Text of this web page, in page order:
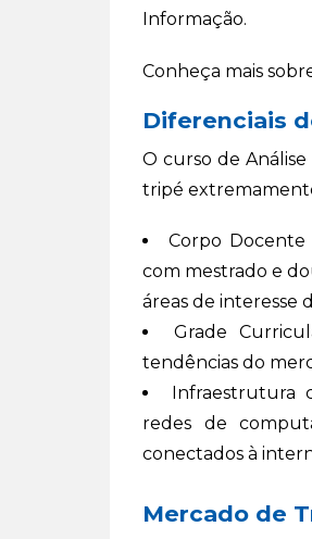
Informação.
Conheça mais
Diferenciais
O curso de
tripé
Corpo Docente
com mestrado e
áreas de interesse
Grade
tendências do
Infraestrutura
redes de
conectados à
Mercado de